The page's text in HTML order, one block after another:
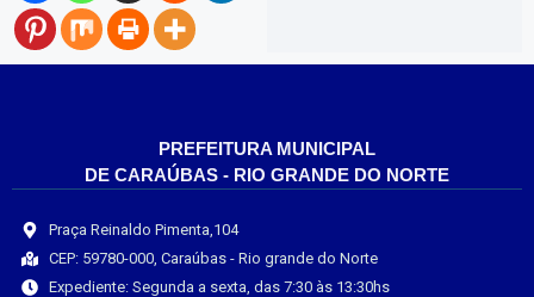
PREFEITURA MUNICIPAL
DE CARAÚBAS - RIO GRANDE DO NORTE
Praça Reinaldo Pimenta,104
CEP: 59780-000, Caraúbas - Rio grande do Norte
Expediente: Segunda a sexta, das 7:30 às 13:30hs